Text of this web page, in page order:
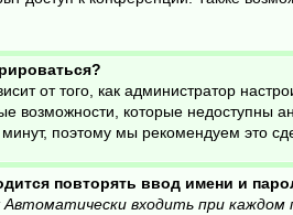
от того, как администратор
возможности, которые недоступны
поэтому мы рекомендуем это
повторять ввод имени и
Автоматически входить при каждом